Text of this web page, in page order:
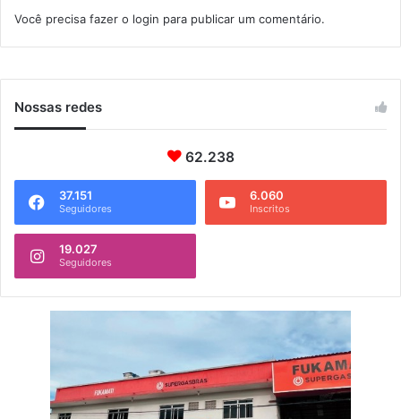
s
o
B
l
s
i
Você precisa fazer o login para publicar um comentário.
Nossas redes
62.238
37.151
Seguidores
6.060
Inscritos
19.027
Seguidores